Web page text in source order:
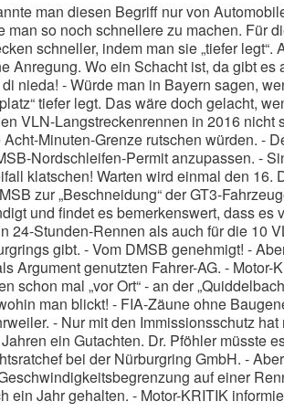
man diesen Begriff nur von
man so noch schnellere zu machen. Für
schneller, indem man sie „tiefer legt“.
Anregung. Wo ein Schacht ist, da gibt
nieda! - Würde man in Bayern sagen,
tiefer legt. Das wäre doch gelacht,
VLN-Langstreckenrennen in 2016 nicht
Minuten-Grenze rutschen würden. -
Nordschleifen-Permit anzupassen. -
klatschen! Warten wird einmal den 16.
zur „Beschneidung“ der GT3-
und findet es bemerkenswert, dass es
24-Stunden-Rennen als auch für die 10
gibt. - Vom DMSB genehmigt! -
Argument genutzten Fahrer-AG. - Motor-
schon mal „vor Ort“ - an der
man blickt! - FIA-Zäune ohne
- Nur mit den Immissionsschutz
ein Gutachten. Dr. Pföhler müsste
bei der Nürburgring GmbH. -
auf einer
ein Jahr gehalten. - Motor-KRITIK